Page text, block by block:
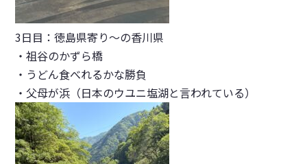
3日目：徳島県寄り〜の香川県
・祖谷のかずら橋
・うどん食べれるかな勝負
・父母が浜（日本のウユニ塩湖と言われている）